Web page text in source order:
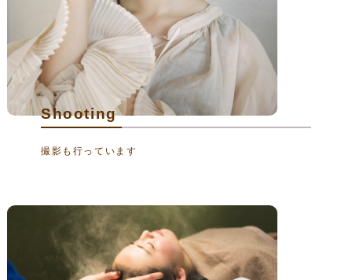
Shooting
撮影も行っています